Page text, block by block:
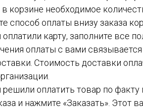
в корзине необходимое
способ оплаты внизу заказа
карту, заполните все
оплаты с вами
Стоимость доставки
решили оплатить товар по
и нажмите «Заказать». Этот